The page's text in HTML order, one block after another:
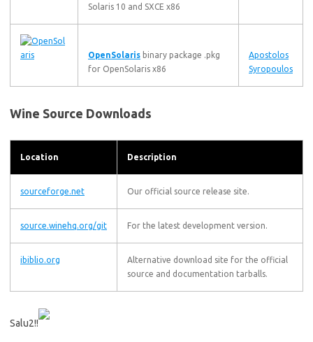
Solaris 10 and SXCE x86
OpenSolaris binary package .pkg
for OpenSolaris x86
Apostolos
Syropoulos
Wine Source Downloads
Location Description
sourceforge.net Our official source release site.
source.winehq.org/git For the latest development version.
ibiblio.org
Alternative download site for the official
source and documentation tarballs.
Salu2!!